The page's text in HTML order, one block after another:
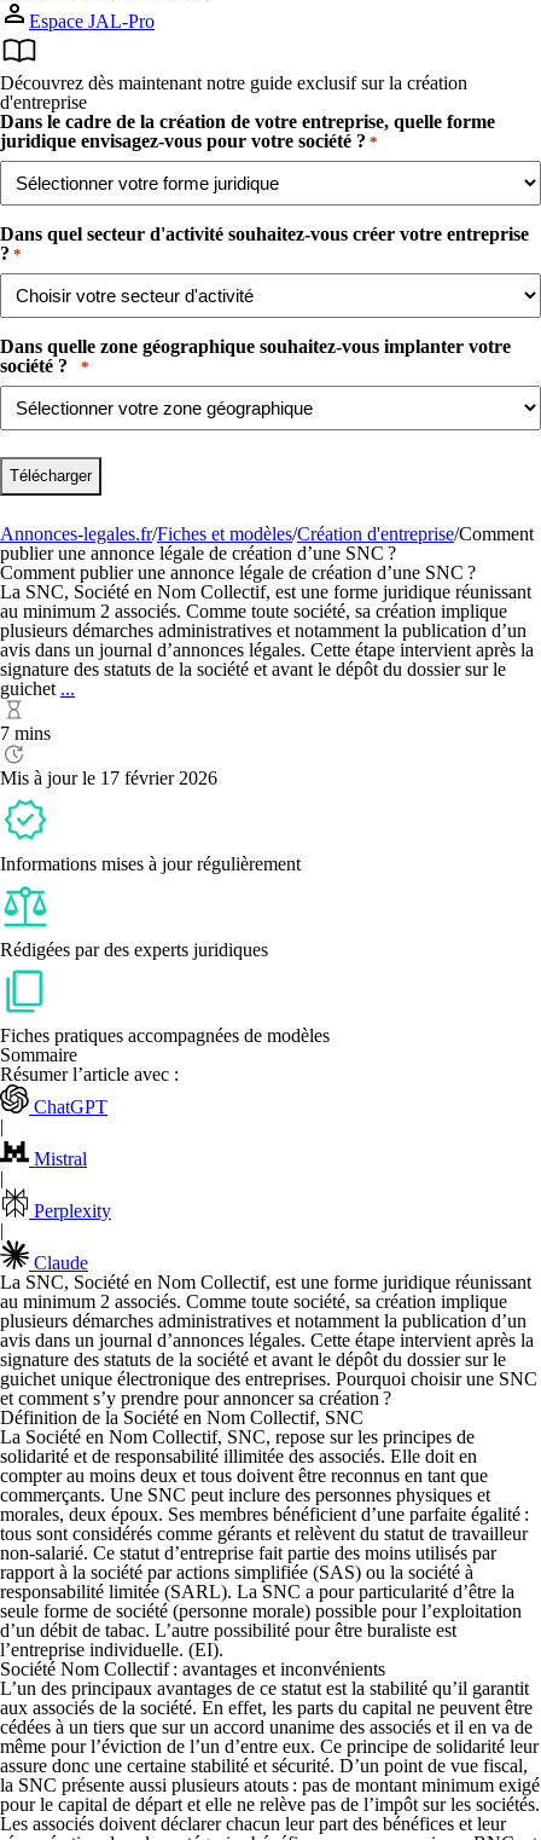
Espace JAL-Pro
Découvrez dès maintenant notre guide exclusif sur la création
d'entreprise
Dans le cadre de la création de votre entreprise, quelle forme
juridique envisagez-vous pour votre société ? *
Dans quel secteur d'activité souhaitez-vous créer votre entreprise
?​ *
Dans quelle zone géographique souhaitez-vous implanter votre
société ? ​ ​
*
Annonces-legales.fr/Fiches et modèles/Création d'entreprise/Comment
publier une annonce légale de création d’une SNC ?
Comment publier une annonce légale de création d’une SNC ?
La SNC, Société en Nom Collectif, est une forme juridique réunissant
au minimum 2 associés. Comme toute société, sa création implique
plusieurs démarches administratives et notamment la publication d’un
avis dans un journal d’annonces légales. Cette étape intervient après la
signature des statuts de la société et avant le dépôt du dossier sur le
guichet ...
de
7 mins
Mis à jour le 17 février 2026
Informations mises à jour régulièrement
Rédigées par des experts juridiques
Fiches pratiques accompagnées de modèles
Sommaire
Résumer l’article avec :
ChatGPT
|
Mistral
|
Perplexity
|
Claude
La SNC, Société en Nom Collectif, est une forme juridique réunissant
au minimum 2 associés. Comme toute société, sa création implique
plusieurs démarches administratives et notamment la publication d’un
avis dans un journal d’annonces légales. Cette étape intervient après la
signature des statuts de la société et avant le dépôt du dossier sur le
guichet unique électronique des entreprises. Pourquoi choisir une SNC
et comment s’y prendre pour annoncer sa création ?
Définition de la Société en Nom Collectif, SNC
La Société en Nom Collectif, SNC, repose sur les principes de
solidarité et de responsabilité illimitée des associés. Elle doit en
compter au moins deux et tous doivent être reconnus en tant que
commerçants. Une SNC peut inclure des personnes physiques et
morales, deux époux. Ses membres bénéficient d’une parfaite égalité :
tous sont considérés comme gérants et relèvent du statut de travailleur
non-salarié. Ce statut d’entreprise fait partie des moins utilisés par
rapport à la société par actions simplifiée (SAS) ou la société à
responsabilité limitée (SARL). La SNC a pour particularité d’être la
seule forme de société (personne morale) possible pour l’exploitation
d’un débit de tabac. L’autre possibilité pour être buraliste est
l’entreprise individuelle. (EI).
Société Nom Collectif : avantages et inconvénients
L’un des principaux avantages de ce statut est la stabilité qu’il garantit
aux associés de la société. En effet, les parts du capital ne peuvent être
cédées à un tiers que sur un accord unanime des associés et il en va de
même pour l’éviction de l’un d’entre eux. Ce principe de solidarité leur
assure donc une certaine stabilité et sécurité. D’un point de vue fiscal,
la SNC présente aussi plusieurs atouts : pas de montant minimum exigé
pour le capital de départ et elle ne relève pas de l’impôt sur les sociétés.
Les associés doivent déclarer chacun leur part des bénéfices et leur